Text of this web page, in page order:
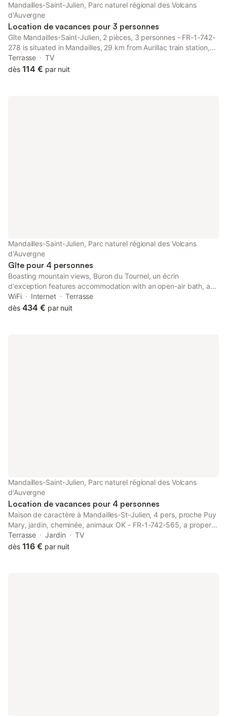
Mandailles-Saint-Julien, Parc naturel régional des Volcans
d'Auvergne
Location de vacances pour 3 personnes
Gîte Mandailles-Saint-Julien, 2 pièces, 3 personnes - FR-1-742-
278 is situated in Mandailles, 29 km from Aurillac train station,
12 km from Pas de Peyrol, as well as 27 km from Col
d'Entremont.
Terrasse
TV
dès 114 € par nuit
Mandailles-Saint-Julien, Parc naturel régional des Volcans
d'Auvergne
Gîte pour 4 personnes
Boasting mountain views, Buron du Tournel, un écrin
d'exception features accommodation with an open-air bath, a
garden and barbecue facilities, around 31 km from Aurillac
Congress Centre.
WiFi Internet
Terrasse
dès 434 € par nuit
Mandailles-Saint-Julien, Parc naturel régional des Volcans
d'Auvergne
Location de vacances pour 4 personnes
Maison de caractère à Mandailles-St-Julien, 4 pers, proche Puy
Mary, jardin, cheminée, animaux OK - FR-1-742-565, a property
with a garden, is set in Mandailles, 27 km from Aurillac train
station, 13 km from Pas de Peyrol, as well as 29 km from Col...
Terrasse Jardin
TV
dès 116 € par nuit